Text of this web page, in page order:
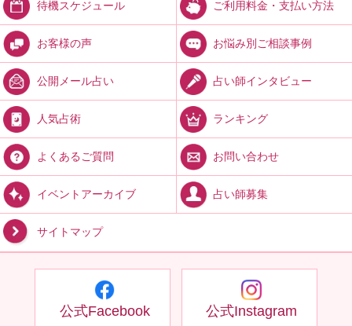
待機スケジュール ご利用料金・支払い方法
お客様の声 お悩み別ご相談事例
公開メール占い 占い師インタビュー
人気占術 ランキング
よくあるご質問 お問い合わせ
イベントアーカイブ 占い師募集
サイトマップ
公式Facebook 公式Instagram